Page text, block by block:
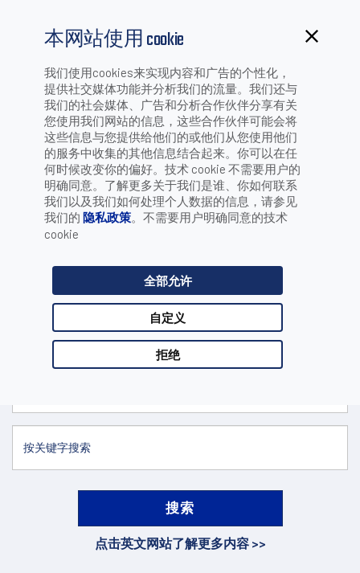
本网站使用 cookie
我们使用cookies来实现内容和广告的个性化，
提供社交媒体功能并分析我们的流量。我们还与
我们的社会媒体、广告和分析合作伙伴分享有关
您使用我们网站的信息，这些合作伙伴可能会将
这些信息与您提供给他们的或他们从您使用他们
的服务中收集的其他信息结合起来。你可以在任
何时候改变你的偏好。技术 cookie 不需要用户的
明确同意。了解更多关于我们是谁、你如何联系
我们以及我们如何处理个人数据的信息，请参见
我们的 隐私政策。不需要用户明确同意的技术
cookie
全部允许
自定义
拒绝
成功案例
成功的故事激励着人们...你期待成为下一
个吗？
Matrix 320 Series
点击英文网站了解更多内容 >>